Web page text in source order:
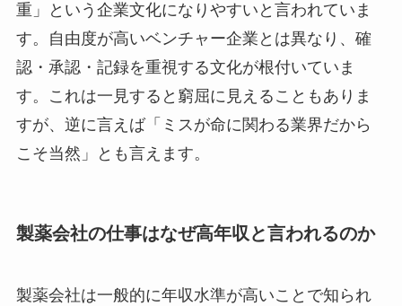
重」という企業文化になりやすいと言われていま
す。自由度が高いベンチャー企業とは異なり、確
認・承認・記録を重視する文化が根付いていま
す。これは一見すると窮屈に見えることもありま
すが、逆に言えば「ミスが命に関わる業界だから
こそ当然」とも言えます。
製薬会社の仕事はなぜ高年収と言われるのか
製薬会社は一般的に年収水準が高いことで知られ